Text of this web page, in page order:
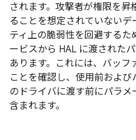
されます。攻撃者が権限を
ることを想定されていない
ティ上の脆弱性を回避するた
ービスから HAL に渡された
あります。これには、バッ
ことを確認し、使用前およ
のドライバに渡す前にパラ
含まれます。